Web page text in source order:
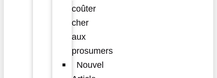
coûter
cher
aux
prosumers
Nouvel